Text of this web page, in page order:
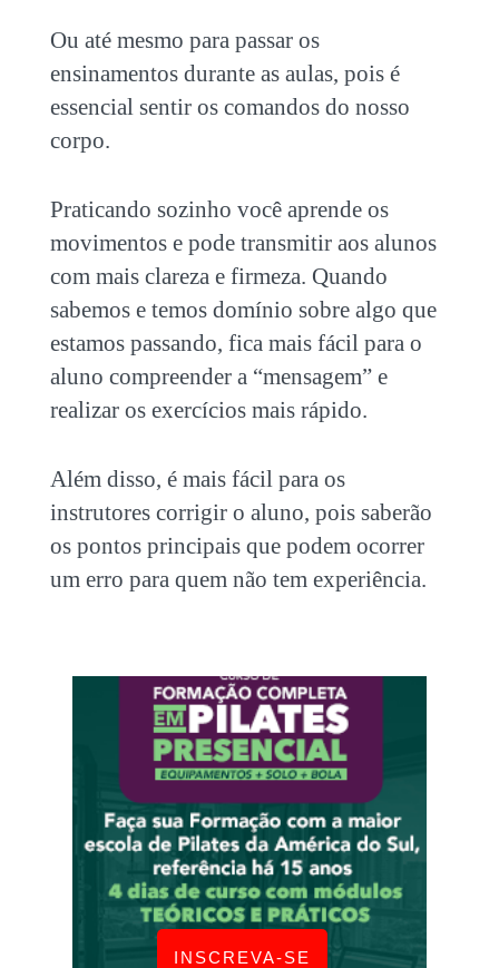
Ou até mesmo para passar os
ensinamentos durante as aulas, pois é
essencial sentir os comandos do nosso
corpo.
Praticando sozinho você aprende os
movimentos e pode transmitir aos alunos
com mais clareza e firmeza. Quando
sabemos e temos domínio sobre algo que
estamos passando, fica mais fácil para o
aluno compreender a “mensagem” e
realizar os exercícios mais rápido.
Além disso, é mais fácil para os
instrutores corrigir o aluno, pois saberão
os pontos principais que podem ocorrer
um erro para quem não tem experiência.
INSCREVA-SE